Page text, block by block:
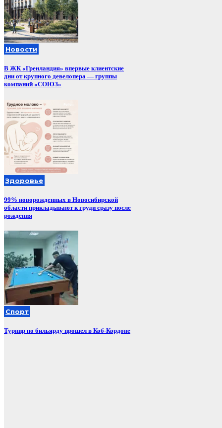
Новости
В ЖК «Гренландия» впервые клиентские
дни от крупного девелопера — группы
компаний «СОЮЗ»
Здоровье
99% новорожденных в Новосибирской
области прикладывают к груди сразу после
рождения
Спорт
Турнир по бильярду прошел в Коб-Кордоне